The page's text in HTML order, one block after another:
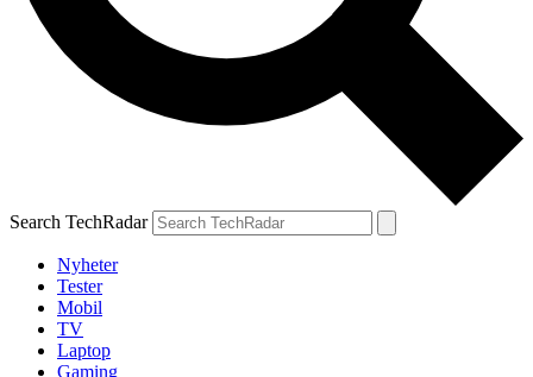
Search TechRadar
Nyheter
Tester
Mobil
TV
Laptop
Gaming